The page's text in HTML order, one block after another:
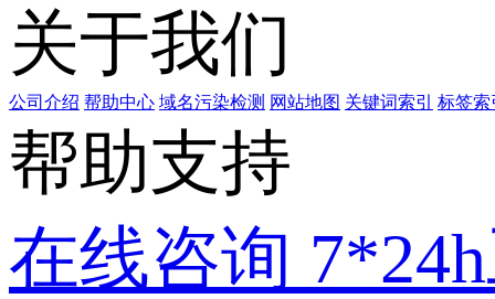
关于我们
公司介绍 帮助中心 域名污染检测 网站地图 关键词索引 标签索
帮助支持
在线咨询